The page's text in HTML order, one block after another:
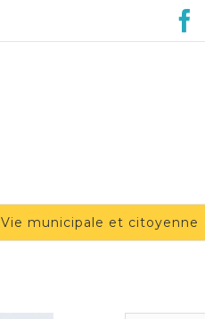
Vie municipale et citoyenne